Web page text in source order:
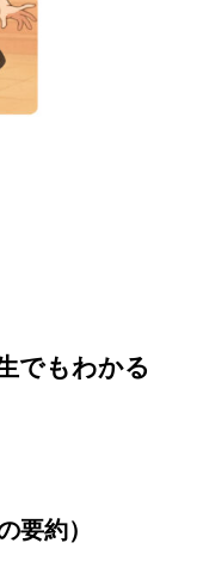
でもわかる
要約）